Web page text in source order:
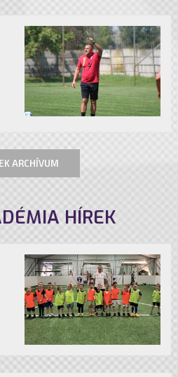
ARCHÍVUM
HÍREK